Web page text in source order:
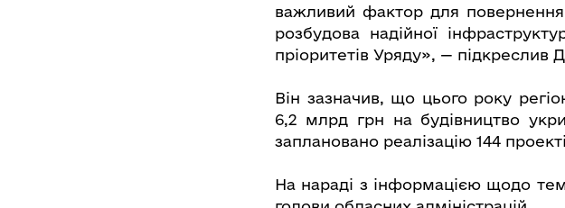
важливий фактор для
розбудова надійної
пріоритетів Уряду», —
Він зазначив, що цього року
6,2 млрд грн на будівництво
заплановано реалізацію 144
На нараді з інформацією щодо